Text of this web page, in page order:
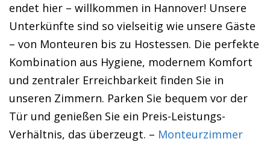
endet hier – willkommen in Hannover! Unsere
Unterkünfte sind so vielseitig wie unsere Gäste
– von Monteuren bis zu Hostessen. Die perfekte
Kombination aus Hygiene, modernem Komfort
und zentraler Erreichbarkeit finden Sie in
unseren Zimmern. Parken Sie bequem vor der
Tür und genießen Sie ein Preis-Leistungs-
Verhältnis, das überzeugt. – Monteurzimmer